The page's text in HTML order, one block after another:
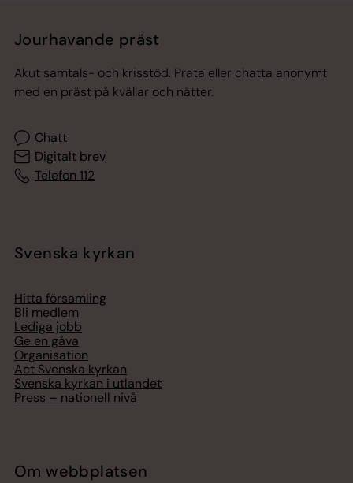
Jourhavande präst
Akut samtals- och krisstöd. Prata eller chatta anonymt
med en präst på kvällar och nätter.
Chatt
Digitalt brev
Telefon 112
Svenska kyrkan
Hitta församling
Bli medlem
Lediga jobb
Ge en gåva
Organisation
Act Svenska kyrkan
Svenska kyrkan i utlandet
Press – nationell nivå
Om webbplatsen